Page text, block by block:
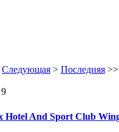
Следующая > Последняя >>
Hotel And Sport Club